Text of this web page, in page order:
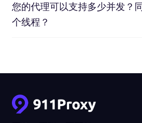
您的代理可以支持多少并发？
个线程？